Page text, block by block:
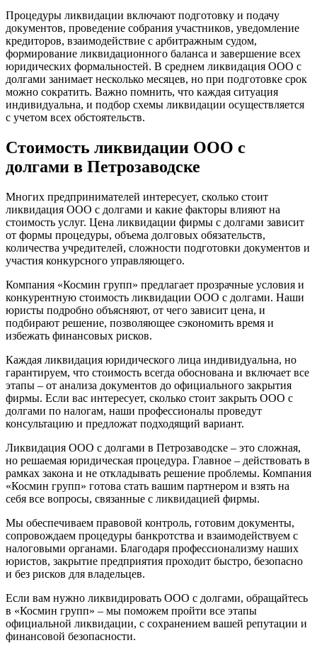
Процедуры ликвидации включают подготовку и подачу
документов, проведение собрания участников, уведомление
кредиторов, взаимодействие с арбитражным судом,
формирование ликвидационного баланса и завершение всех
юридических формальностей. В среднем ликвидация ООО с
долгами занимает несколько месяцев, но при подготовке срок
можно сократить. Важно помнить, что каждая ситуация
индивидуальна, и подбор схемы ликвидации осуществляется
с учетом всех обстоятельств.
Стоимость ликвидации ООО с
долгами в Петрозаводске
Многих предпринимателей интересует, сколько стоит
ликвидация ООО с долгами и какие факторы влияют на
стоимость услуг. Цена ликвидации фирмы с долгами зависит
от формы процедуры, объема долговых обязательств,
количества учредителей, сложности подготовки документов и
участия конкурсного управляющего.
Компания «Космин групп» предлагает прозрачные условия и
конкурентную стоимость ликвидации ООО с долгами. Наши
юристы подробно объясняют, от чего зависит цена, и
подбирают решение, позволяющее сэкономить время и
избежать финансовых рисков.
Каждая ликвидация юридического лица индивидуальна, но
гарантируем, что стоимость всегда обоснована и включает все
этапы – от анализа документов до официального закрытия
фирмы. Если вас интересует, сколько стоит закрыть ООО с
долгами по налогам, наши профессионалы проведут
консультацию и предложат подходящий вариант.
Ликвидация ООО с долгами в Петрозаводске – это сложная,
но решаемая юридическая процедура. Главное – действовать в
рамках закона и не откладывать решение проблемы. Компания
«Космин групп» готова стать вашим партнером и взять на
себя все вопросы, связанные с ликвидацией фирмы.
Мы обеспечиваем правовой контроль, готовим документы,
сопровождаем процедуры банкротства и взаимодействуем с
налоговыми органами. Благодаря профессионализму наших
юристов, закрытие предприятия проходит быстро, безопасно
и без рисков для владельцев.
Если вам нужно ликвидировать ООО с долгами, обращайтесь
в «Космин групп» – мы поможем пройти все этапы
официальной ликвидации, с сохранением вашей репутации и
финансовой безопасности.